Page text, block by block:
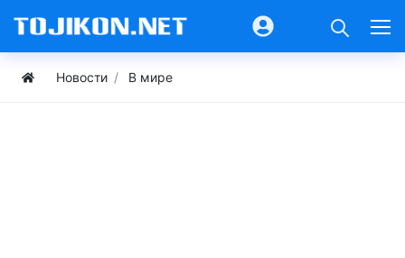
Новости В мире